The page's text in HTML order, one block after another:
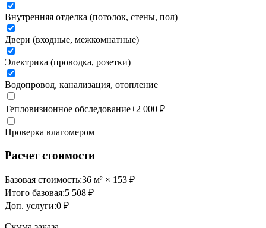
Внутренняя отделка (потолок, стены, пол)
Двери (входные, межкомнатные)
Электрика (проводка, розетки)
Водопровод, канализация, отопление
Тепловизионное обследование+2 000 ₽
Проверка влагомером
Расчет стоимости
Базовая стоимость:36 м² × 153 ₽
Итого базовая:5 508 ₽
Доп. услуги:0 ₽